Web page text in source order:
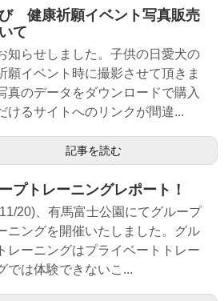
健康祈願イベント写真販売
て
知らせしました。子供の日愛犬の
願イベント時に撮影させて頂きま
真のデータをダウンロードで購入
けるサイトへのリンクが間違...
記事を読む
プトレーニングレポート！
20)、有馬富士公園にてグループ
ニングを開催いたしました。グル
レーニングはプライベートトレー
では体験できないこ...